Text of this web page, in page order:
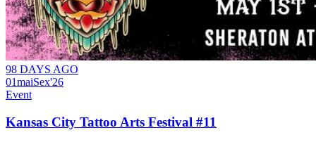
98 DAYS AGO
01maiSex'26
Event
Kansas City Tattoo Arts Festival #11